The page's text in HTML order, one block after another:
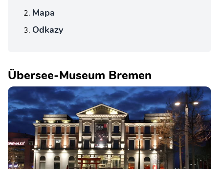
Mapa
Odkazy
Übersee-Museum Bremen